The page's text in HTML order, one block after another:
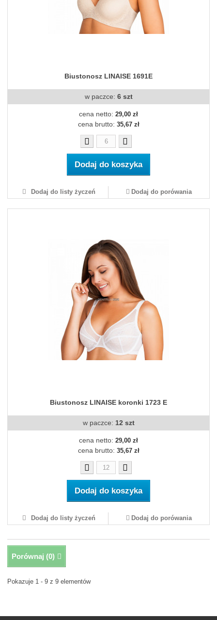
Biustonosz LINAISE 1691E
w paczce: 6 szt
cena netto: 29,00 zł
cena brutto: 35,67 zł
Dodaj do koszyka
Dodaj do listy życzeń Dodaj do porówania
Biustonosz LINAISE koronki 1723 E
w paczce: 12 szt
cena netto: 29,00 zł
cena brutto: 35,67 zł
Dodaj do koszyka
Dodaj do listy życzeń Dodaj do porówania
Porównaj (0)
Pokazuje 1 - 9 z 9 elementów